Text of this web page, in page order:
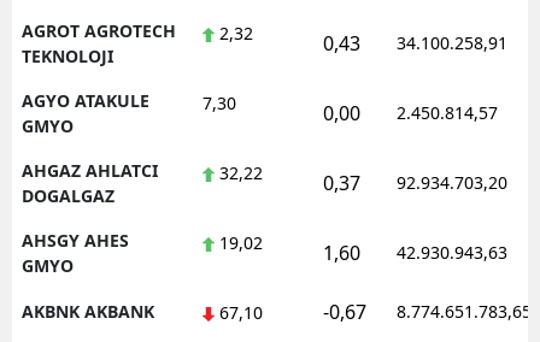
AGROT AGROTECH
TEKNOLOJI
2,32 0,43 34.100.258,91
AGYO ATAKULE
GMYO
7,30 0,00 2.450.814,57
AHGAZ AHLATCI
DOGALGAZ
32,22 0,37 92.934.703,20
AHSGY AHES
GMYO
19,02 1,60 42.930.943,63
AKBNK AKBANK 67,10 -0,67 8.774.651.783,65